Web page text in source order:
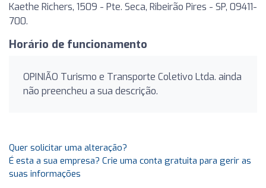
Kaethe Richers, 1509 - Pte. Seca, Ribeirão Pires - SP, 09411-
700.
Horário de funcionamento
OPINIÃO Turismo e Transporte Coletivo Ltda. ainda
não preencheu a sua descrição.
Quer solicitar uma alteração?
É esta a sua empresa? Crie uma conta gratuita para gerir as
suas informações